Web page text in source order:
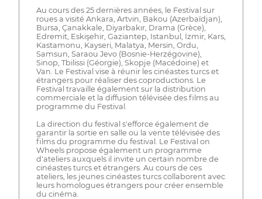
Au cours des 25 dernières années, le Festival sur
roues a visité Ankara, Artvin, Bakou (Azerbaïdjan),
Bursa, Çanakkale, Diyarbakır, Drama (Grèce),
Edremit, Eskişehir, Gaziantep, Istanbul, İzmir, Kars,
Kastamonu, Kayseri, Malatya, Mersin, Ordu,
Samsun, Saraou Jevo (Bosnie-Herzégovine),
Sinop, Tbilissi (Géorgie), Skopje (Macédoine) et
Van. Le Festival vise à réunir les cinéastes turcs et
étrangers pour réaliser des coproductions. Le
Festival travaille également sur la distribution
commerciale et la diffusion télévisée des films au
programme du Festival.
La direction du festival s'efforce également de
garantir la sortie en salle ou la vente télévisée des
films du programme du festival. Le Festival on
Wheels propose également un programme
d'ateliers auxquels il invite un certain nombre de
cinéastes turcs et étrangers. Au cours de ces
ateliers, les jeunes cinéastes turcs collaborent avec
leurs homologues étrangers pour créer ensemble
du cinéma.